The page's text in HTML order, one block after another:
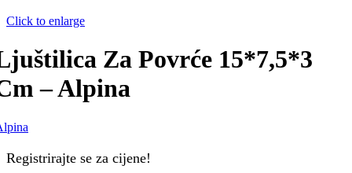
Click to enlarge
Za Povrće 15*7,5*3
– Alpina
Registrirajte se za cijene!